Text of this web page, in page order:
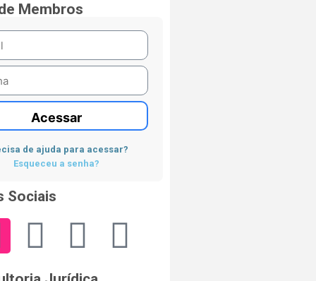
Membros
Acessar
de ajuda para acessar?
Esqueceu a senha?
Sociais